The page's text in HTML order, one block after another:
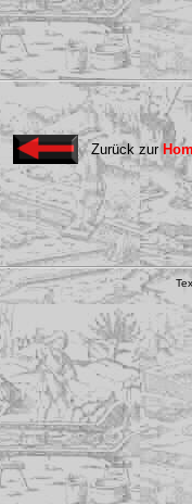
Zurück zur
..